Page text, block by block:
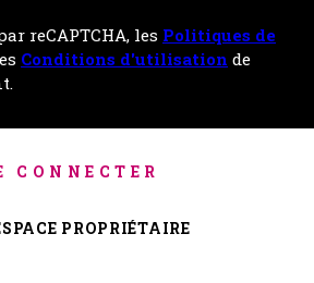
reCAPTCHA, les Politiques de
Conditions d'utilisation de
CONNECTER
PROPRIÉTAIRE